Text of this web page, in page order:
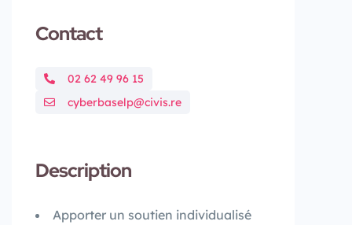
Contact
02 62 49 96 15
cyberbaselp@civis.re
Description
Apporter un soutien individualisé